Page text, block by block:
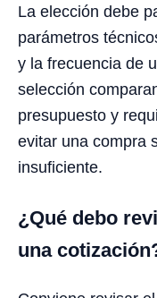
La elección debe
parámetros
y la frecuencia de
selección
presupuesto y
evitar una compra
insuficiente.
¿Qué debo
una